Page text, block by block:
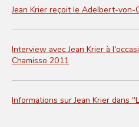
Jean Krier reçoit le Adelbert-von-
Interview avec Jean Krier à
Chamisso 2011
Informations sur Jean Krier dans